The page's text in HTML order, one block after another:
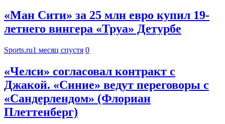
«Ман Сити» за 25 млн евро купил 19-
летнего вингера «Труа» Детурбе
Sports.ru1 месяц спустя 0
«Челси» согласовал контракт с
Джакой. «Синие» ведут переговоры с
«Сандерлендом» (Флориан
Плеттенберг)